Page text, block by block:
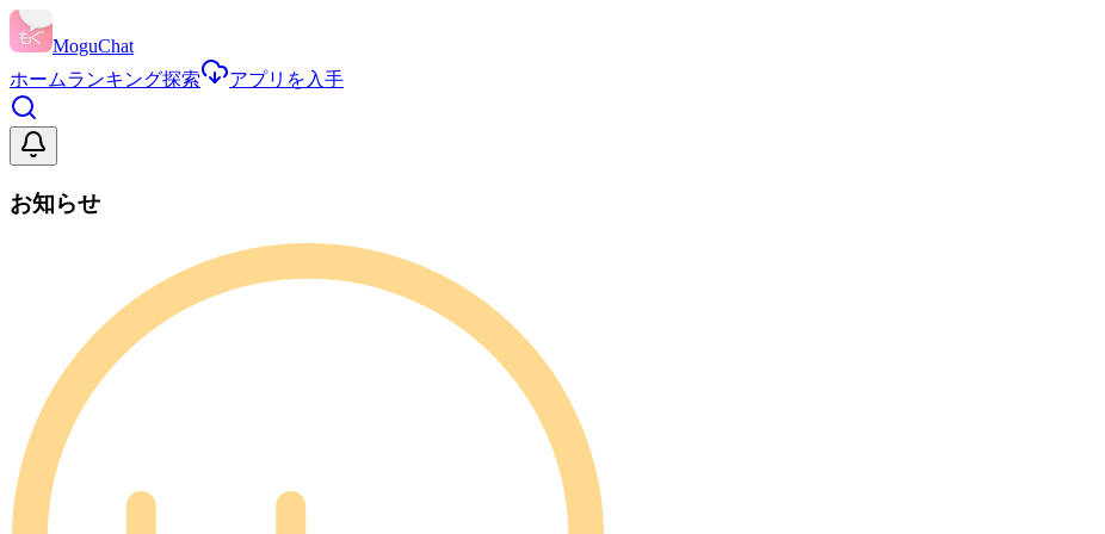
MoguChat
ホームランキング探索 アプリを入手
お知らせ